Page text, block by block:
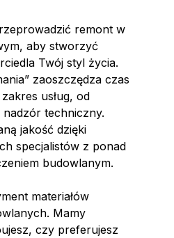
remont w
aby stworzyć
Twój styl życia.
zaoszczędza czas
usług, od
techniczny.
jakość dzięki
specjalistów z ponad
budowlanym.
materiałów
Mamy
czy preferujesz